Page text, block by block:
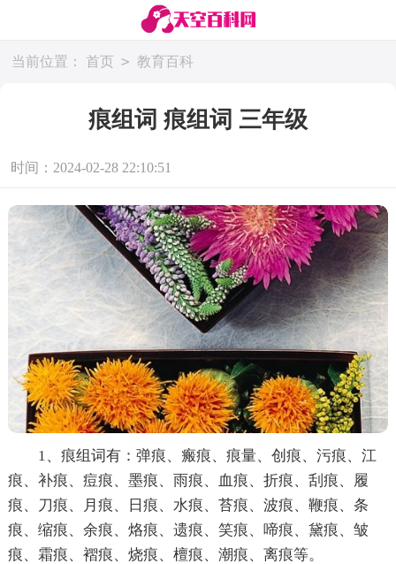
当前位置： 首页 > 教育百科
痕组词 痕组词 三年级
时间：2024-02-28 22:10:51
1、痕组词有：弹痕、瘢痕、痕量、创痕、污痕、江
痕、补痕、痘痕、墨痕、雨痕、血痕、折痕、刮痕、履
痕、刀痕、月痕、日痕、水痕、苔痕、波痕、鞭痕、条
痕、缩痕、余痕、烙痕、遗痕、笑痕、啼痕、黛痕、皱
痕、霜痕、褶痕、烧痕、檀痕、潮痕、离痕等。